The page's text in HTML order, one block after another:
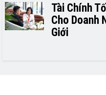
Tài Chính
Cho Doanh
Giới